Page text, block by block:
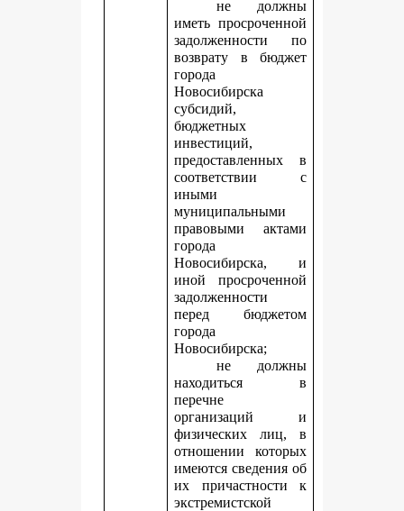
не должны
иметь просроченной
задолженности по
возврату в бюджет
города
Новосибирска
субсидий,
бюджетных
инвестиций,
предоставленных в
соответствии с
иными
муниципальными
правовыми актами
города
Новосибирска, и
иной просроченной
задолженности
перед бюджетом
города
Новосибирска;
не должны
находиться в
перечне
организаций и
физических лиц, в
отношении которых
имеются сведения об
их причастности к
экстремистской